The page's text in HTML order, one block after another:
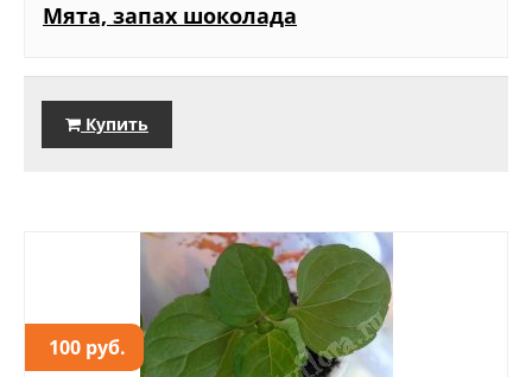
Мята, запах шоколада
Купить
100 руб.